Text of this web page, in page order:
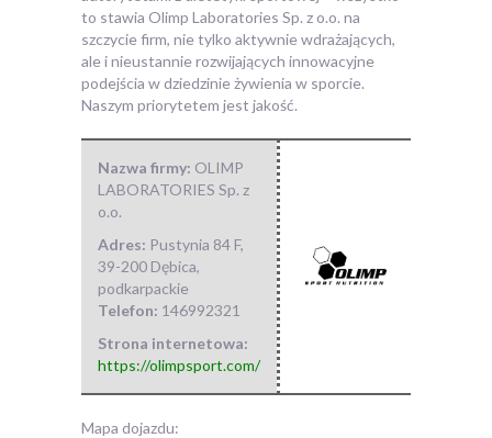
to stawia Olimp Laboratories Sp. z o.o. na
szczycie firm, nie tylko aktywnie wdrażających,
ale i nieustannie rozwijających innowacyjne
podejścia w dziedzinie żywienia w sporcie.
Naszym priorytetem jest jakość.
Nazwa firmy: OLIMP
LABORATORIES Sp. z
o.o.
Adres: Pustynia 84 F,
39-200 Dębica,
podkarpackie
Telefon: 146992321
Strona internetowa:
https://olimpsport.com/
Mapa dojazdu: